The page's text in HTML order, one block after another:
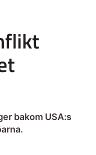
bakom USA:s